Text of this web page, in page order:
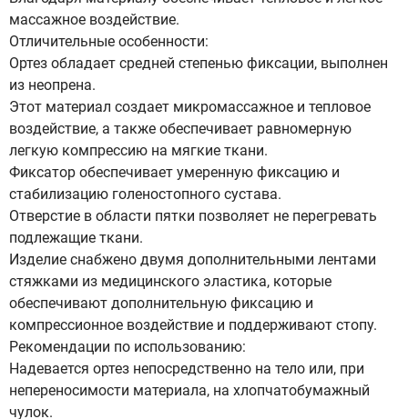
массажное воздействие.
Отличительные особенности:
Ортез обладает средней степенью фиксации, выполнен
из неопрена.
Этот материал создает микромассажное и тепловое
воздействие, а также обеспечивает равномерную
легкую компрессию на мягкие ткани.
Фиксатор обеспечивает умеренную фиксацию и
стабилизацию голеностопного сустава.
Отверстие в области пятки позволяет не перегревать
подлежащие ткани.
Изделие снабжено двумя дополнительными лентами
стяжками из медицинского эластика, которые
обеспечивают дополнительную фиксацию и
компрессионное воздействие и поддерживают стопу.
Рекомендации по использованию:
Надевается ортез непосредственно на тело или, при
непереносимости материала, на хлопчатобумажный
чулок.